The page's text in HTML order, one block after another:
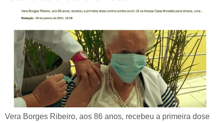
Vera Borges Ribeiro, aos 86 anos, recebeu a primeira dose